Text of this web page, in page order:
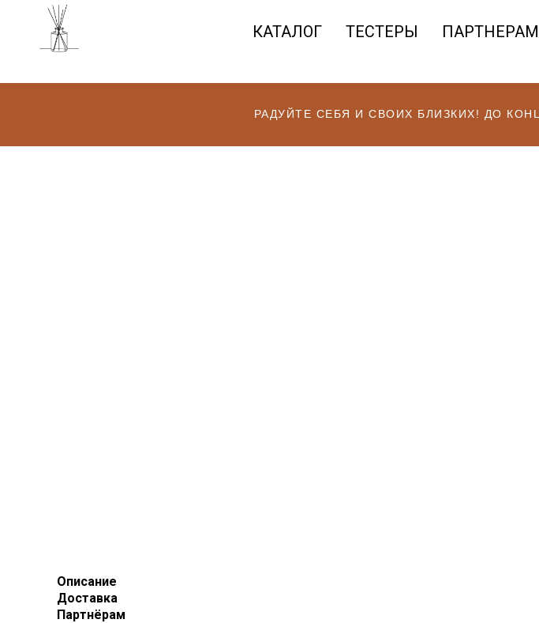
КАТАЛОГ ТЕСТЕРЫ ПАРТНЕРАМ
РАДУЙТЕ СЕБЯ И СВОИХ БЛИЗКИХ! ДО
Описание
Доставка
Партнёрам